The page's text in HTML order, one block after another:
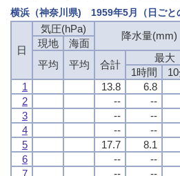
横浜（神奈川県) 1959年5月（日ご
日
気圧(hPa)
降水量(mm)
現地
海面
平均
平均 合計
最大
1時間
1
13.8 6.8
2
-- --
3
-- --
4
-- --
5
17.7 8.1
6
-- --
7
-- --